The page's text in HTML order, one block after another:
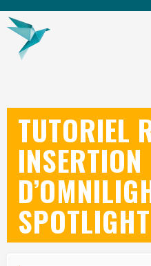
TUTORIEL
INSERTION
SPOTLIGHT